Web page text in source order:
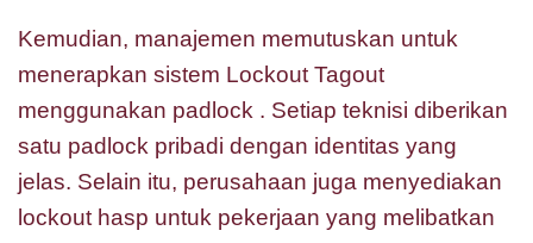
Kemudian, manajemen memutuskan untuk
menerapkan sistem Lockout Tagout
menggunakan padlock . Setiap teknisi diberikan
satu padlock pribadi dengan identitas yang
jelas. Selain itu, perusahaan juga menyediakan
lockout hasp untuk pekerjaan yang melibatkan